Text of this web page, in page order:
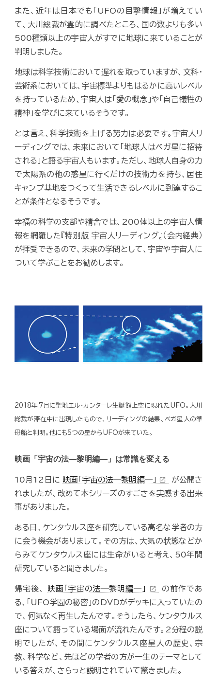
また、近年は日本でも「UFOの目撃情報」が増えてい
て、大川総裁が霊的に調べたところ、国の数よりも多い
500種類以上の宇宙人がすでに地球に来ていることが
判明しました。
地球は科学技術において遅れを取っていますが、文科・
芸術系においては、宇宙標準よりもはるかに高いレベル
を持っているため、宇宙人は「愛の概念」や「自己犠牲の
精神」を学びに来ているそうです。
とは言え、科学技術を上げる努力は必要です。宇宙人リ
ーディングでは、未来において「地球人はベガ星に招待
される」と語る宇宙人もいます。ただし、地球人自身の力
で太陽系の他の惑星に行くだけの技術力を持ち、居住
キャンプ基地をつくって生活できるレベルに到達するこ
とが条件となるそうです。
幸福の科学の支部や精舎では、200体以上の宇宙人情
報を網羅した『特別版 宇宙人リーディング』（会内経典）
が拝受できるので、未来の学問として、宇宙や宇宙人に
ついて学ぶことをお勧めします。
2018年7月に聖地エル・カンターレ生誕館上空に現れたUFO。大川
総裁が滞在中に出現したもので、リーディングの結果、ベガ星人の準
母船と判明。他にも5つの星からUFOが来ていた。
映画「宇宙の法―黎明編―」は常識を変える
10月12日に 映画「宇宙の法―黎明編―」 open_in_new
が公開さ
れましたが、改めて本シリーズのすごさを実感する出来
事がありました。
ある日、ケンタウルス座を研究している高名な学者の方
に会う機会がありまして。その方は、大気の状態などか
らみてケンタウルス座には生命がいると考え、50年間
研究していると聞きました。
帰宅後、 映画「宇宙の法―黎明編―」 open_in_new
の前作であ
る、「UFO学園の秘密」のDVDがデッキに入っていたの
で、何気なく再生したんです。そうしたら、ケンタウルス
座について語っている場面が流れたんです。2分程の説
明でしたが、その間にケンタウルス座星人の歴史、宗
教、科学など、先ほどの学者の方が一生のテーマとして
いる答えが、さらっと説明されていて驚きました。